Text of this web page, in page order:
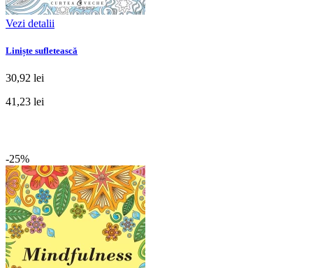
Vezi detalii
Liniște sufletească
30,92 lei
41,23 lei
-25%